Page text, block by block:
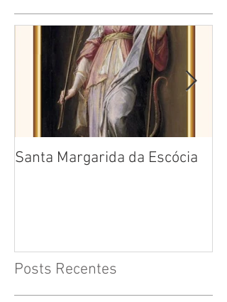
Santa Margarida da Escócia
Posts Recentes